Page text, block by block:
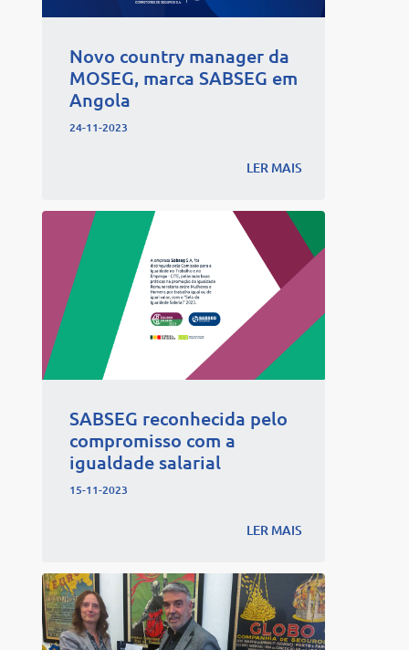
Novo country manager da
MOSEG, marca SABSEG em
Angola
24-11-2023
LER MAIS
SABSEG reconhecida pelo
compromisso com a
igualdade salarial
15-11-2023
LER MAIS